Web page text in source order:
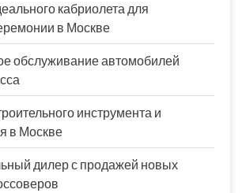
кабриолета для
в Москве
обслуживание автомобилей
инструмента и
в Москве
дилер с продажей новых